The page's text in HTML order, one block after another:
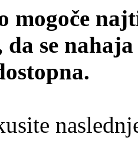
mogoče
da se